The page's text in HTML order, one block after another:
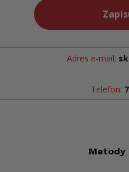
Adres e-mail:
Telefon:
Metody